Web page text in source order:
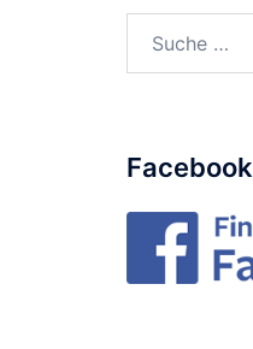
Facebook